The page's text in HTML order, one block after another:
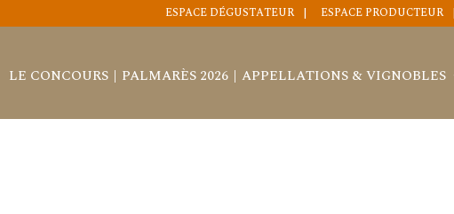
ESPACE DÉGUSTATEUR ESPACE PRODUCTEUR
LE CONCOURS PALMARÈS 2026 APPELLATIONS & VIGNOBLES